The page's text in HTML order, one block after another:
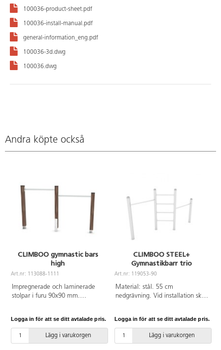
100036-product-sheet.pdf
100036-install-manual.pdf
general-information_eng.pdf
100036-3d.dwg
100036.dwg
Andra köpte också
CLIMBOO gymnastic bars
high
Art.nr: 113088-1111
Impregnerade och laminerade
stolpar i furu 90x90 mm.
och förlänga livslängden på
produkten. Vid installation ska
alltid den medföljande manualen
Logga in för att se ditt avtalade pris.
Lägg i varukorgen
CLIMBOO STEEL+
Gymnastikbarr trio
Art.nr: 119053-90
Material: stål. 55 cm
nedgrävning. Vid installation ska
finns att tillgå på begäran.
Leverantörens artikelnummer
CLIMBOO STEEL+1750
Logga in för att se ditt avtalade pris.
Lägg i varukorgen